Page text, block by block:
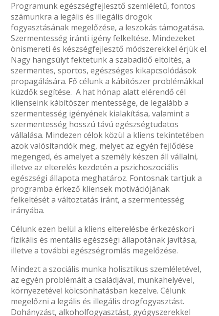
Programunk egészségfejlesztő szemléletű, fontos
számunkra a legális és illegális drogok
fogyasztásának megelőzése, a leszokás támogatása.
Szermentesség iránti igény felkeltése. Mindezeket
önismereti és készségfejlesztő módszerekkel érjük el.
Nagy hangsúlyt fektetünk a szabadidő eltöltés, a
szermentes, sportos, egészséges kikapcsolódások
propagálására. Fő célunk a kábítószer problémákkal
küzdők segítése. A hat hónap alatt elérendő cél
klienseink kábítószer mentessége, de legalább a
szermentesség igényének kialakítása, valamint a
szermentesség hosszú távú egészségtudatos
vállalása. Mindezen célok közül a kliens tekintetében
azok valósítandók meg, melyet az egyén fejlődése
megenged, és amelyet a személy készen áll vállalni,
illetve az elterelés kezdetén a pszichoszociális
egészségi állapota meghatároz. Fontosnak tartjuk a
programba érkező kliensek motivációjának
felkeltését a változtatás iránt, a szermentesség
irányába.
Célunk ezen belül a kliens elterelésbe érkezéskori
fizikális és mentális egészségi állapotának javítása,
illetve a további egészségromlás megelőzése.
Mindezt a szociális munka holisztikus szemléletével,
az egyén problémáit a családjával, munkahelyével,
környezetével kölcsönhatásban kezelve. Célunk
megelőzni a legális és illegális drogfogyasztást.
Dohányzást, alkoholfogyasztást, gyógyszerekkel